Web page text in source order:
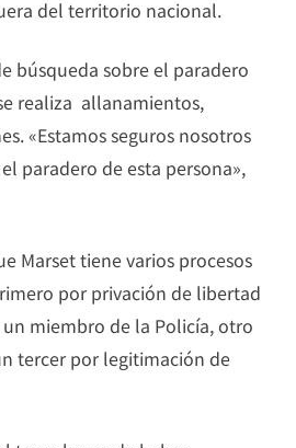
del territorio nacional.
búsqueda sobre el paradero
realiza allanamientos,
«Estamos seguros nosotros
paradero de esta persona»,
Marset tiene varios procesos
por privación de libertad
miembro de la Policía, otro
tercer por legitimación de